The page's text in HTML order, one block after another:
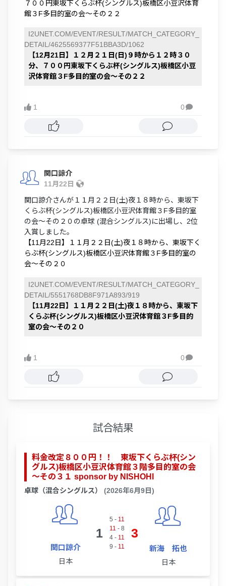
７００円東坂下くらぶ杯(シングルス)板橋区小豆沢体育
館３F多目的室の会～その２２
I2UNET.COM/EVENT/RESULT/MATCH_CATEGORY_
DETAIL/4625569377F51BBA3D/1062
【12月21日】１２月２１日(日)９時から１２時３０
分、７００円東坂下くらぶ杯(シングルス)板橋区小豆
沢体育館３F多目的室の会～その２２
1 0
関口諒介
11月22日
関口諒介さんが１１月２２日(土)夜１８時から、東坂下
くらぶ杯(シングルス)板橋区小豆沢体育館３F多目的室
の会～その２０の卓球 (混合シングルス)に出場し、2位
入賞しました。
【11月22日】１１月２２日(土)夜１８時から、東坂下く
らぶ杯(シングルス)板橋区小豆沢体育館３F多目的室の
会～その２０
I2UNET.COM/EVENT/RESULT/MATCH_CATEGORY_
DETAIL/5551768DB8F971A893/919
【11月22日】１１月２２日(土)夜１８時から、東坂下
くらぶ杯(シングルス)板橋区小豆沢体育館３F多目的
室の会～その２０
1 0
試合結果
料金改定８００円！！ 東坂下くらぶ杯(シン
グルス)板橋区小豆沢体育館３階多目的室の会
～その３１ sponsor by NISHOHI
卓球（混合シングルス） (2026年6月9日)
関口諒介
日本
1
5 - 11
11 - 8
4- 11
9 - 11
3
新海 拓也
日本